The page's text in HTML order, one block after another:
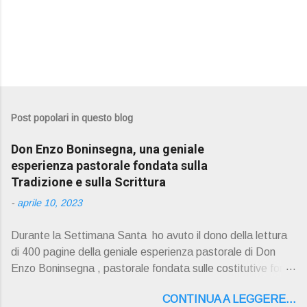
Post popolari in questo blog
Don Enzo Boninsegna, una geniale
esperienza pastorale fondata sulla
Tradizione e sulla Scrittura
- aprile 10, 2023
Durante la Settimana Santa ho avuto il dono della lettura
di 400 pagine della geniale esperienza pastorale di Don
Enzo Boninsegna , pastorale fondata sulle costitutive fon ti
Dio giunta in continuit à ecclesiale a noi per mezzo di Gesù,
CONTINUA A LEGGERE...